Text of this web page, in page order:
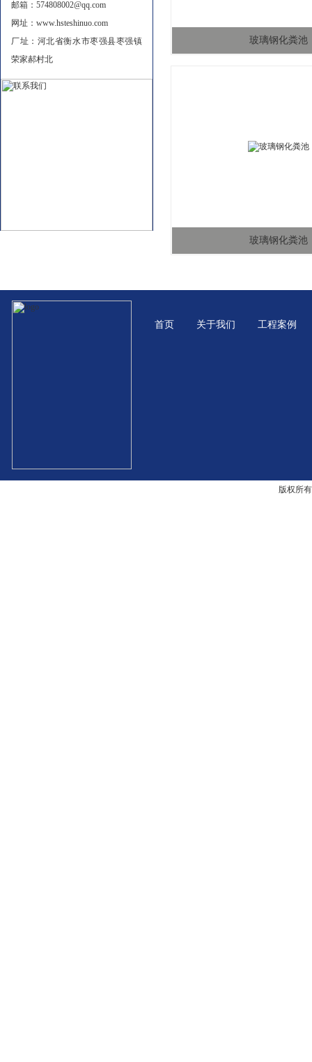
邮箱：574808002@qq.com
网址：www.hsteshinuo.com
厂址：河北省衡水市枣强县枣强镇
荣家郝村北
玻璃钢化粪池
玻璃钢化粪池
首页 关于我们 工程案例
版权所